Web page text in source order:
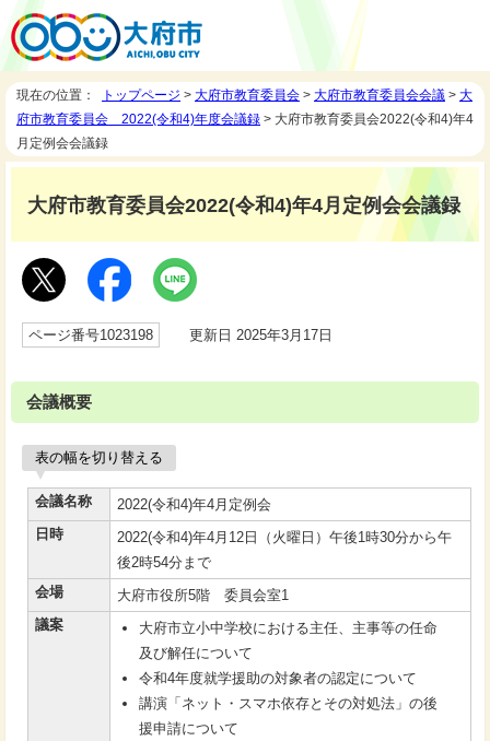
現在の位置： トップページ > 大府市教育委員会 > 大府市教育委員会会議 > 大
府市教育委員会 2022(令和4)年度会議録 > 大府市教育委員会2022(令和4)年4
月定例会会議録
大府市教育委員会2022(令和4)年4月定例会会議録
ページ番号1023198 更新日 2025年3月17日
会議概要
表の幅を切り替える
会議名称
2022(令和4)年4月定例会
日時
2022(令和4)年4月12日（火曜日）午後1時30分から午
後2時54分まで
会場
大府市役所5階 委員会室1
議案
大府市立小中学校における主任、主事等の任命
及び解任について
令和4年度就学援助の対象者の認定について
講演「ネット・スマホ依存とその対処法」の後
援申請について